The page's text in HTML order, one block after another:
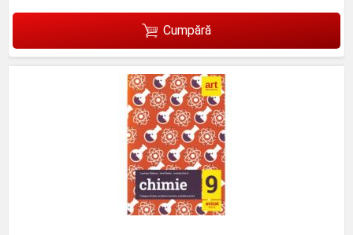
Cumpără